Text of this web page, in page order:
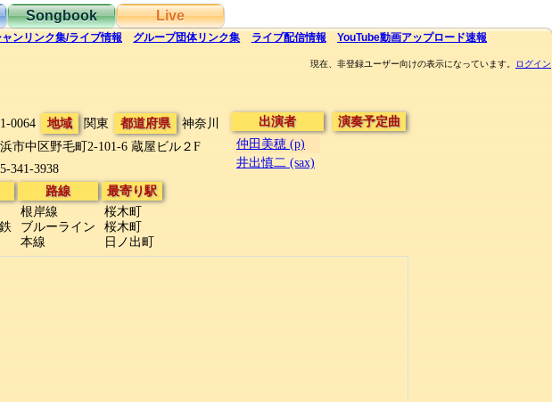
Songbook Live
ャンリンク集/ライブ情報 グループ団体リンク集 ライブ配信情報 YouTube動画アップロード速報
現在、非登録ユーザー向けの表示になっています。 ログイン
0064 地域 関東 都道府県
神奈川
市中区野毛町2-101-6 蔵屋ビル２F
341-3938
路線
根岸線
ブルーライン
本線
最寄り駅
桜木町
桜木町
日ノ出町
出演者
仲田美穂 (p)
井出慎二 (sax)
演奏予定曲